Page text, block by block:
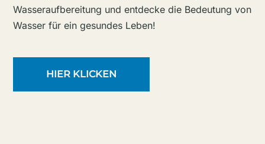
Wasseraufbereitung und entdecke die Bedeutung von
Wasser für ein gesundes Leben!
HIER KLICKEN